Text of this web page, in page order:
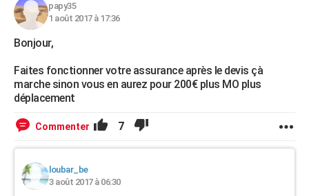
papy35
1 août 2017 à 17:36
Bonjour,
Faites fonctionner votre assurance après le devis çà
marche sinon vous en aurez pour 200€ plus MO plus
déplacement
Commenter 7
loubar_be
3 août 2017 à 06:30